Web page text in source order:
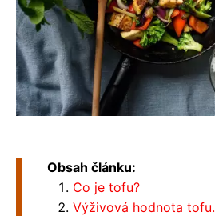
Obsah článku:
Co je tofu?
Výživová hodnota tofu.